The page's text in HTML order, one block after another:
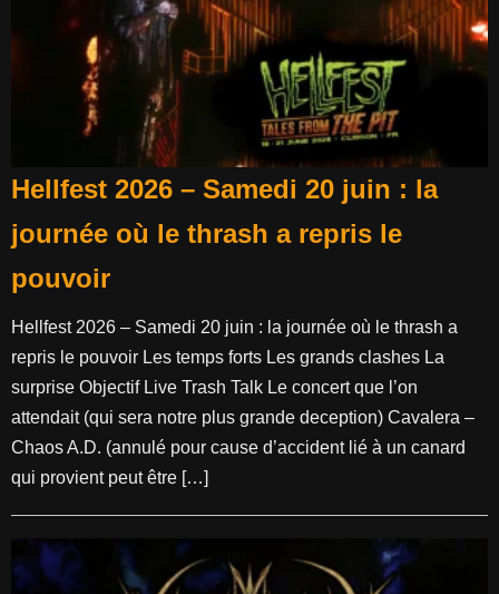
Hellfest 2026 – Samedi 20 juin : la
journée où le thrash a repris le
pouvoir
Hellfest 2026 – Samedi 20 juin : la journée où le thrash a
repris le pouvoir Les temps forts Les grands clashes La
surprise Objectif Live Trash Talk Le concert que l’on
attendait (qui sera notre plus grande deception) Cavalera –
Chaos A.D. (annulé pour cause d’accident lié à un canard
qui provient peut être […]